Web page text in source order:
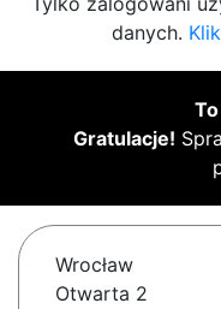
danych.
Gratulacje!
Wrocław
Otwarta 2